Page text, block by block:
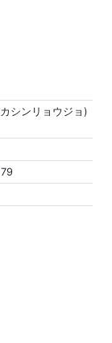
シンリョウジョ)